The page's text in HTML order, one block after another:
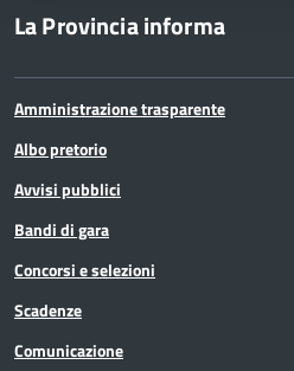
La Provincia informa
Amministrazione trasparente
Albo pretorio
Avvisi pubblici
Bandi di gara
Concorsi e selezioni
Scadenze
Comunicazione